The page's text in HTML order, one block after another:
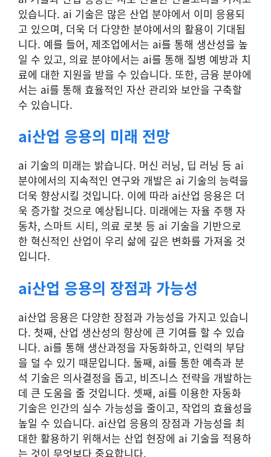
있습니다. ai 기술은 많은 산업 분야에서 이미 응용되
고 있으며, 더욱 더 다양한 분야에서의 활용이 기대됩
니다. 예를 들어, 제조업에서는 ai를 통해 생산성을 높
일 수 있고, 의료 분야에서는 ai를 통해 질병 예방과 치
료에 대한 지원을 받을 수 있습니다. 또한, 금융 분야에
서는 ai를 통해 효율적인 자산 관리와 보안을 구축할
수 있습니다.
ai산업 응용의 미래 전망
ai 기술의 미래는 밝습니다. 머신 러닝, 딥 러닝 등 ai
분야에서의 지속적인 연구와 개발은 ai 기술의 능력을
더욱 향상시킬 것입니다. 이에 따라 ai산업 응용은 더
욱 증가할 것으로 예상됩니다. 미래에는 자율 주행 자
동차, 스마트 시티, 의료 로봇 등 ai 기술을 기반으로
한 혁신적인 산업이 우리 삶에 깊은 변화를 가져올 것
입니다.
ai산업 응용의 장점과 가능성
ai산업 응용은 다양한 장점과 가능성을 가지고 있습니
다. 첫째, 산업 생산성의 향상에 큰 기여를 할 수 있습
니다. ai를 통해 생산과정을 자동화하고, 인력의 부담
을 덜 수 있기 때문입니다. 둘째, ai를 통한 예측과 분
석 기술은 의사결정을 돕고, 비즈니스 전략을 개발하는
데 큰 도움을 줄 것입니다. 셋째, ai를 이용한 자동화
기술은 인간의 실수 가능성을 줄이고, 작업의 효율성을
높일 수 있습니다. ai산업 응용의 장점과 가능성을 최
대한 활용하기 위해서는 산업 현장에 ai 기술을 적용하
는 것이 무엇보다 중요합니다.